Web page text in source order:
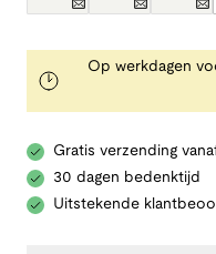
Op werkdagen
Gratis verzending
30 dagen bedenktijd
Uitstekende